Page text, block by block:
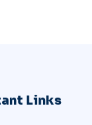
Links